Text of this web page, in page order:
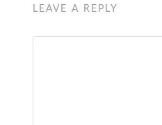
LEAVE A REPLY